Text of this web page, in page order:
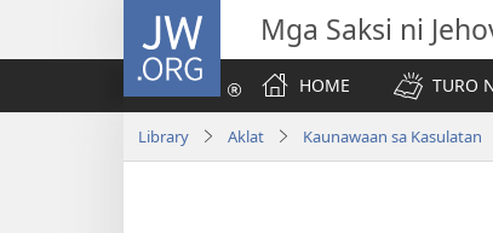
JW.ORG Mga Saksi ni
HOME
TURO
Library Aklat Kaunawaan sa Kasulatan